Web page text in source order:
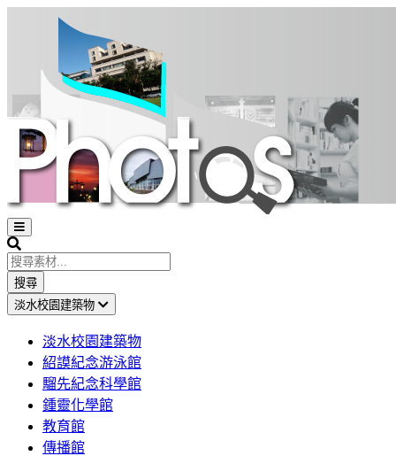
Open
sidebar
Search
搜尋
淡水校園建築物
淡水校園建築物
紹謨紀念游泳館
騮先紀念科學館
鍾靈化學館
教育館
傳播館